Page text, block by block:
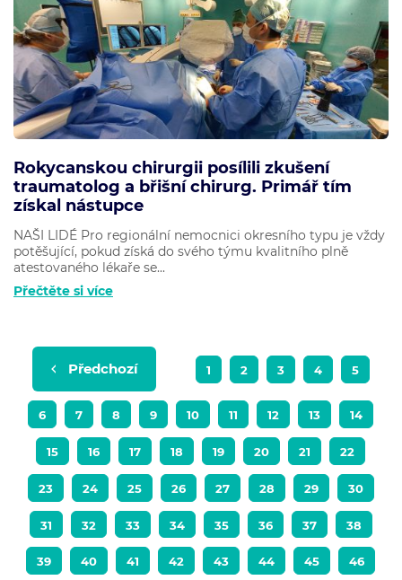
Rokycanskou chirurgii posílili zkušení
traumatolog a břišní chirurg. Primář tím
získal nástupce
NAŠI LIDÉ Pro regionální nemocnici okresního typu je vždy
potěšující, pokud získá do svého týmu kvalitního plně
atestovaného lékaře se...
Přečtěte si více
Předchozí 1 2 3 4 5
6 7 8 9 10 11 12 13 14
15 16 17 18 19 20 21 22
23 24 25 26 27 28 29 30
31 32 33 34 35 36 37 38
39 40 41 42 43 44 45 46